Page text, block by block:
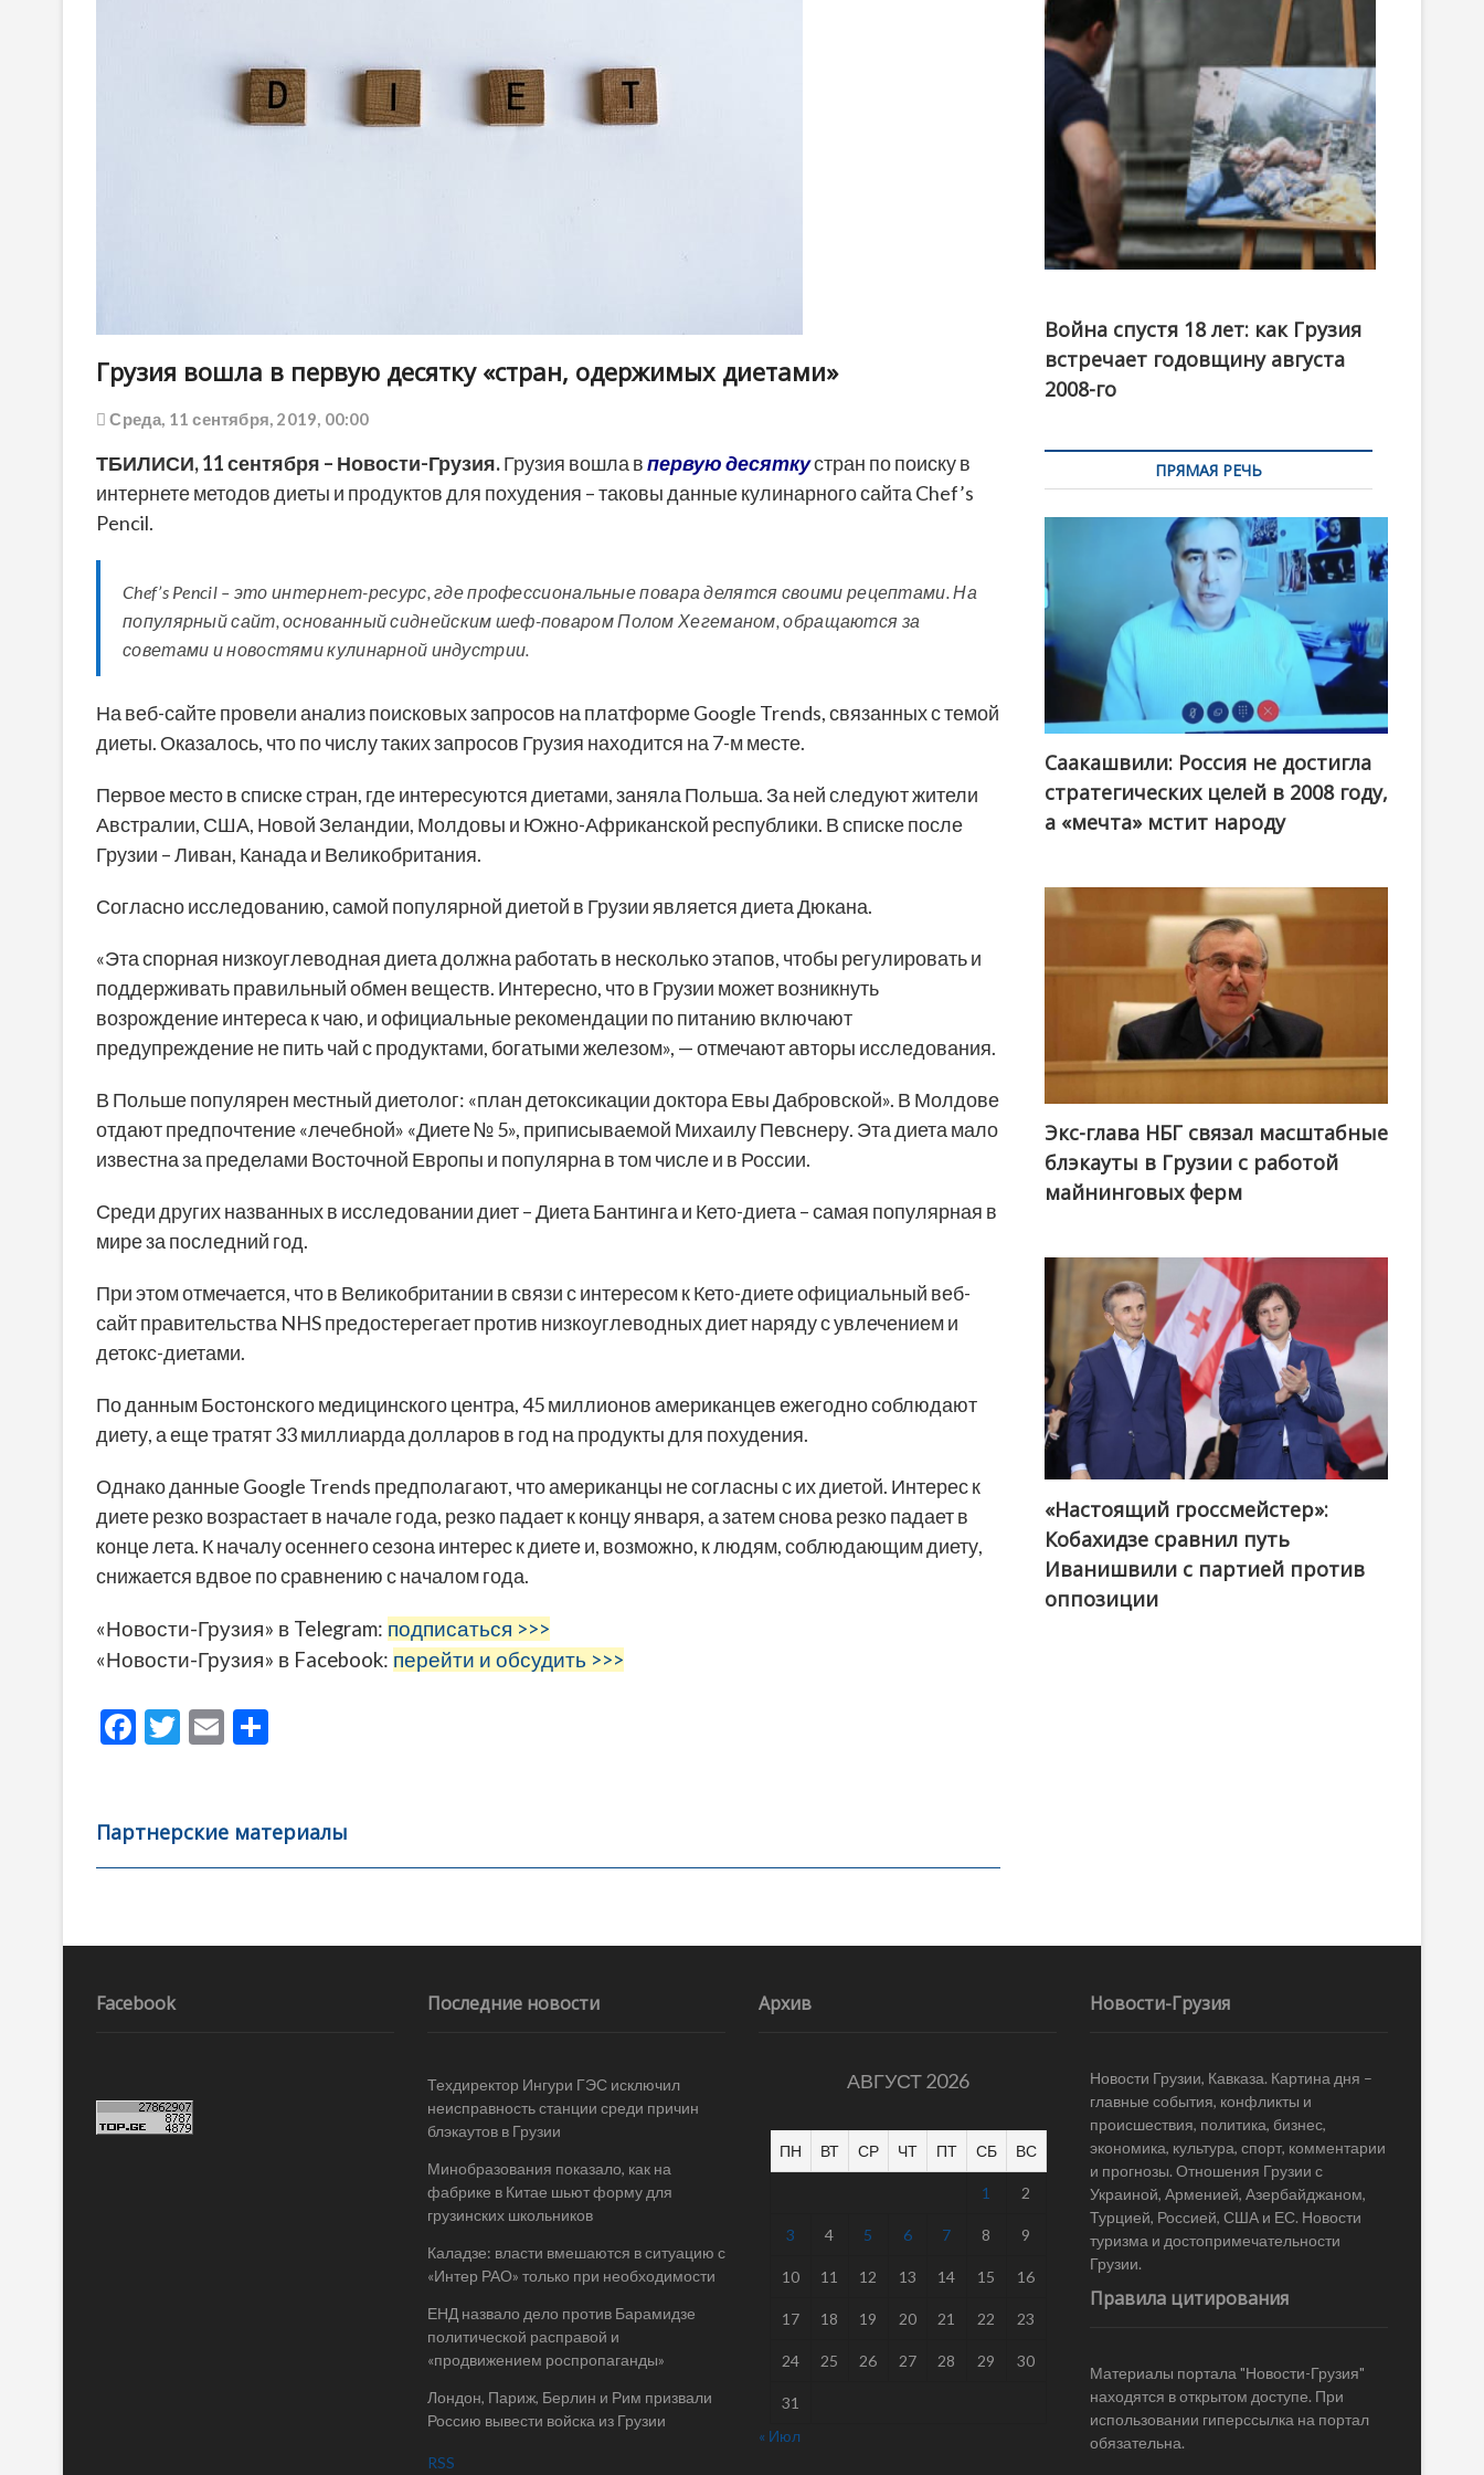
o
n
Грузия вошла в первую десятку «стран, одержимых диетами»
Среда, 11 сентября, 2019, 00:00
ТБИЛИСИ, 11 сентября – Новости-Грузия.Грузия вошла впервую десяткустран по поиску в
интернете методов диеты и продуктов для похудения – таковы данные кулинарного сайта Chef’s
Pencil.
Chef’s Pencil – это интернет-ресурс, где профессиональные повара делятся своими рецептами. На
популярный сайт, основанный сиднейским шеф-поваром Полом Хегеманом, обращаются за
советами и новостями кулинарной индустрии.
На веб-сайте провели анализ поисковых запросов на платформе Google Trends, связанных с темой
диеты. Оказалось, что по числу таких запросов Грузия находится на 7-м месте.
Первое место в списке стран, где интересуются диетами, заняла Польша. За ней следуют жители
Австралии, США, Новой Зеландии, Молдовы и Южно-Африканской республики. В списке после
Грузии – Ливан, Канада и Великобритания.
Согласно исследованию, самой популярной диетой в Грузии является диета Дюкана.
«Эта спорная низкоуглеводная диета должна работать в несколько этапов, чтобы регулировать и
поддерживать правильный обмен веществ. Интересно, что в Грузии может возникнуть
возрождение интереса к чаю, и официальные рекомендации по питанию включают
предупреждение не пить чай с продуктами, богатыми железом», — отмечают авторы исследования.
В Польше популярен местный диетолог: «план детоксикации доктора Евы Дабровской». В Молдове
отдают предпочтение «лечебной» «Диете № 5», приписываемой Михаилу Певснеру. Эта диета мало
известна за пределами Восточной Европы и популярна в том числе и в России.
Среди других названных в исследовании диет – Диета Бантинга и Кето-диета – самая популярная в
мире за последний год.
При этом отмечается, что в Великобритании в связи с интересом к Кето-диете официальный веб-
сайт правительства NHS предостерегает против низкоуглеводных диет наряду с увлечением и
детокс-диетами.
По данным Бостонского медицинского центра, 45 миллионов американцев ежегодно соблюдают
диету, а еще тратят 33 миллиарда долларов в год на продукты для похудения.
Однако данные Google Trends предполагают, что американцы не согласны с их диетой. Интерес к
диете резко возрастает в начале года, резко падает к концу января, а затем снова резко падает в
конце лета. К началу осеннего сезона интерес к диете и, возможно, к людям, соблюдающим диету,
снижается вдвое по сравнению с началом года.
«Новости-Грузия» в Telegram: подписаться >>>
«Новости-Грузия» в Facebook: перейти и обсудить >>>
F
b
o
k
T
er
E
l
а
в
ть
Партнерские материалы
Навигация
записям
канал
Война спустя 18 лет: как Грузия
встречает годовщину августа
2008-го
ПРЯМАЯ РЕЧЬ
Саакашвили: Россия не достигла
стратегических целей в 2008 году,
а «мечта» мстит народу
Экс-глава НБГ связал масштабные
блэкауты в Грузии с работой
майнинговых ферм
@ქართული ოცნება / Georgian Dream
«Настоящий гроссмейстер»:
Кобахидзе сравнил путь
Иванишвили с партией против
оппозиции
Facebook Последние новости
Техдиректор Ингури ГЭС исключил
неисправность станции среди причин
блэкаутов в Грузии
Минобразования показало, как на
фабрике в Китае шьют форму для
грузинских школьников
Каладзе: власти вмешаются в ситуацию с
«Интер РАО» только при необходимости
ЕНД назвало дело против Барамидзе
политической расправой и
«продвижением роспропаганды»
Лондон, Париж, Берлин и Рим призвали
Россию вывести войска из Грузии
RSS
Архив
АВГУСТ 2026
ПН ВТ СР ЧТ ПТ СБ ВС
1 2
3 4 5 6 7 8 9
10 11 12 13 14 15 16
17 18 19 20 21 22 23
24 25 26 27 28 29 30
31
« Июл
Новости-Грузия
Новости Грузии, Кавказа. Картина дня –
главные события, конфликты и
происшествия, политика, бизнес,
экономика, культура, спорт, комментарии
и прогнозы. Отношения Грузии с
Украиной, Арменией, Азербайджаном,
Турцией, Россией, США и ЕС. Новости
туризма и достопримечательности
Грузии.
Правила цитирования
Материалы портала "Новости-Грузия"
находятся в открытом доступе. При
использовании гиперссылка на портал
обязательна.